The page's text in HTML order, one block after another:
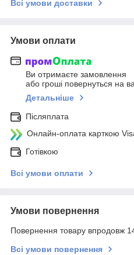
Всі умови доставки
Умови оплати
Ви отримаєте замовлення
або гроші повернуться на
Детальніше
Післяплата
Онлайн-оплата карткою
Готівкою
Всі умови оплати
Умови повернення
Повернення товару впродовж
Всі умови повернення